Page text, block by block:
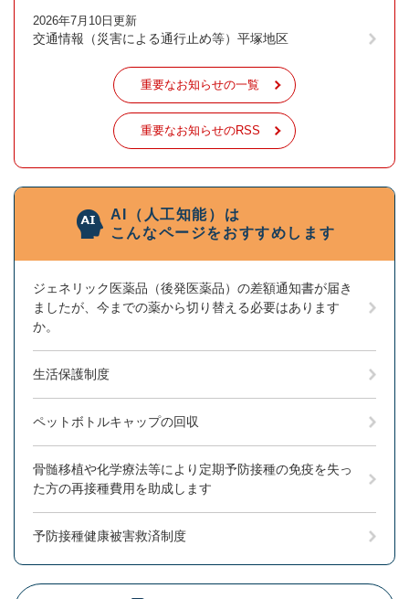
2026年7月10日更新
交通情報（災害による通行止め等）平塚地区
重要なお知らせの一覧
重要なお知らせのRSS
AI（人工知能）は
こんなページをおすすめします
ジェネリック医薬品（後発医薬品）の差額通知書が届き
ましたが、今までの薬から切り替える必要はあります
か。
生活保護制度
ペットボトルキャップの回収
骨髄移植や化学療法等により定期予防接種の免疫を失っ
た方の再接種費用を助成します
予防接種健康被害救済制度